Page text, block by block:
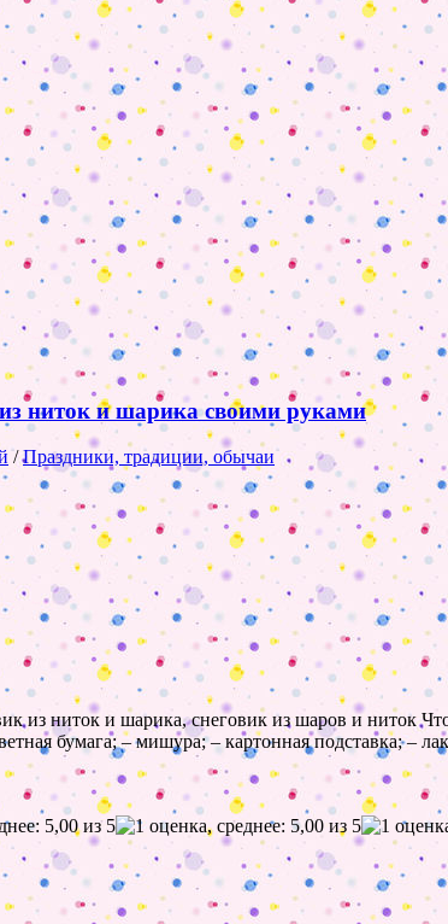
ниток и шарика своими руками
/Праздники, традиции, обычаи
из ниток и шарика, снеговик из шаров и ниток
бумага; – мишура; – картонная подставка; –